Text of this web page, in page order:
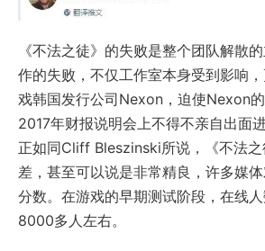
《不法之徒》的失败是整个团队解散
作的失败，不仅工作室本身受到影响
戏韩国发行公司Nexon，迫使Nexon
2017年财报说明会上不得不亲自出面
正如同Cliff Bleszinski所说，《不法
差，甚至可以说是非常精良，许多媒
分数。在游戏的早期测试阶段，在线
8000多人左右。